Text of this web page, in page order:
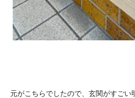
元がこちらでしたので、玄関がすごい